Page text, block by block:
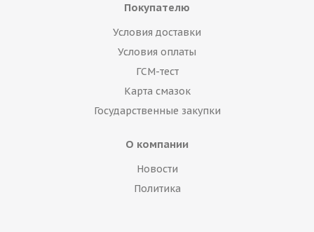
Покупателю
Условия доставки
Условия оплаты
ГСМ-тест
Карта смазок
Государственные закупки
О компании
Новости
Политика